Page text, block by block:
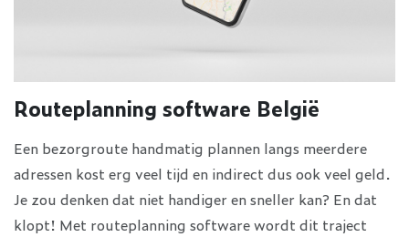
Routeplanning software België
Een bezorgroute handmatig plannen langs meerdere
adressen kost erg veel tijd en indirect dus ook veel geld.
Je zou denken dat niet handiger en sneller kan? En dat
klopt! Met routeplanning software wordt dit traject